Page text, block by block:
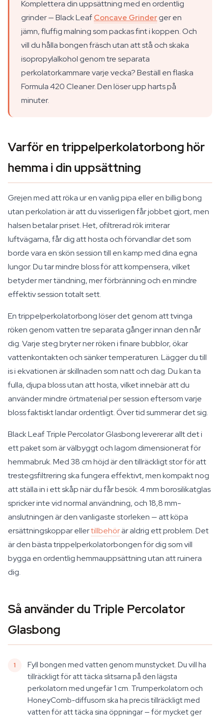
Komplettera din uppsättning med en ordentlig
grinder — Black LeafConcave Grinderger en
jämn, fluffig malning som packas fint i koppen. Och
vill du hålla bongen fräsch utan att stå och skaka
isopropylalkohol genom tre separata
perkolatorkammare varje vecka? Beställ en flaska
Formula 420 Cleaner. Den löser upp harts på
minuter.
Varför en trippelperkolatorbong hör
hemma i din uppsättning
Grejen med att röka ur en vanlig pipa eller en billig bong
utan perkolation är att du visserligen får jobbet gjort, men
halsen betalar priset. Het, ofiltrerad rök irriterar
luftvägarna, får dig att hosta och förvandlar det som
borde vara en skön session till en kamp med dina egna
lungor. Du tar mindre bloss för att kompensera, vilket
betyder mer tändning, mer förbränning och en mindre
effektiv session totalt sett.
En trippelperkolatorbong löser det genom att tvinga
röken genom vatten tre separata gånger innan den når
dig. Varje steg bryter ner röken i finare bubblor, ökar
vattenkontakten och sänker temperaturen. Lägger du till
is i ekvationen är skillnaden som natt och dag. Du kan ta
fulla, djupa bloss utan att hosta, vilket innebär att du
använder mindre örtmaterial per session eftersom varje
bloss faktiskt landar ordentligt. Över tid summerar det sig.
Black Leaf Triple Percolator Glasbong levererar allt det i
ett paket som är välbyggt och lagom dimensionerat för
hemmabruk. Med 38 cm höjd är den tillräckligt stor för att
trestegsfiltrering ska fungera effektivt, men kompakt nog
att ställa in i ett skåp när du får besök. 4 mm borosilikatglas
spricker inte vid normal användning, och 18,8 mm-
anslutningen är den vanligaste storleken — att köpa
ersättningskoppar ellertillbehörär aldrig ett problem. Det
är den bästa trippelperkolatorbongen för dig som vill
bygga en ordentlig hemmauppsättning utan att ruinera
dig.
Så använder du Triple Percolator
Glasbong
Fyll bongen med vatten genom munstycket. Du vill ha
tillräckligt för att täcka slitsarna på den lägsta
perkolatorn med ungefär 1 cm. Trumperkolatorn och
HoneyComb-diffusorn ska ha precis tillräckligt med
vatten för att täcka sina öppningar — för mycket ger